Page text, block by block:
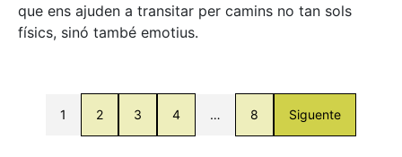
que ens ajuden a transitar per camins no tan sols
físics, sinó també emotius.
1 2 3 4 … 8 Siguente